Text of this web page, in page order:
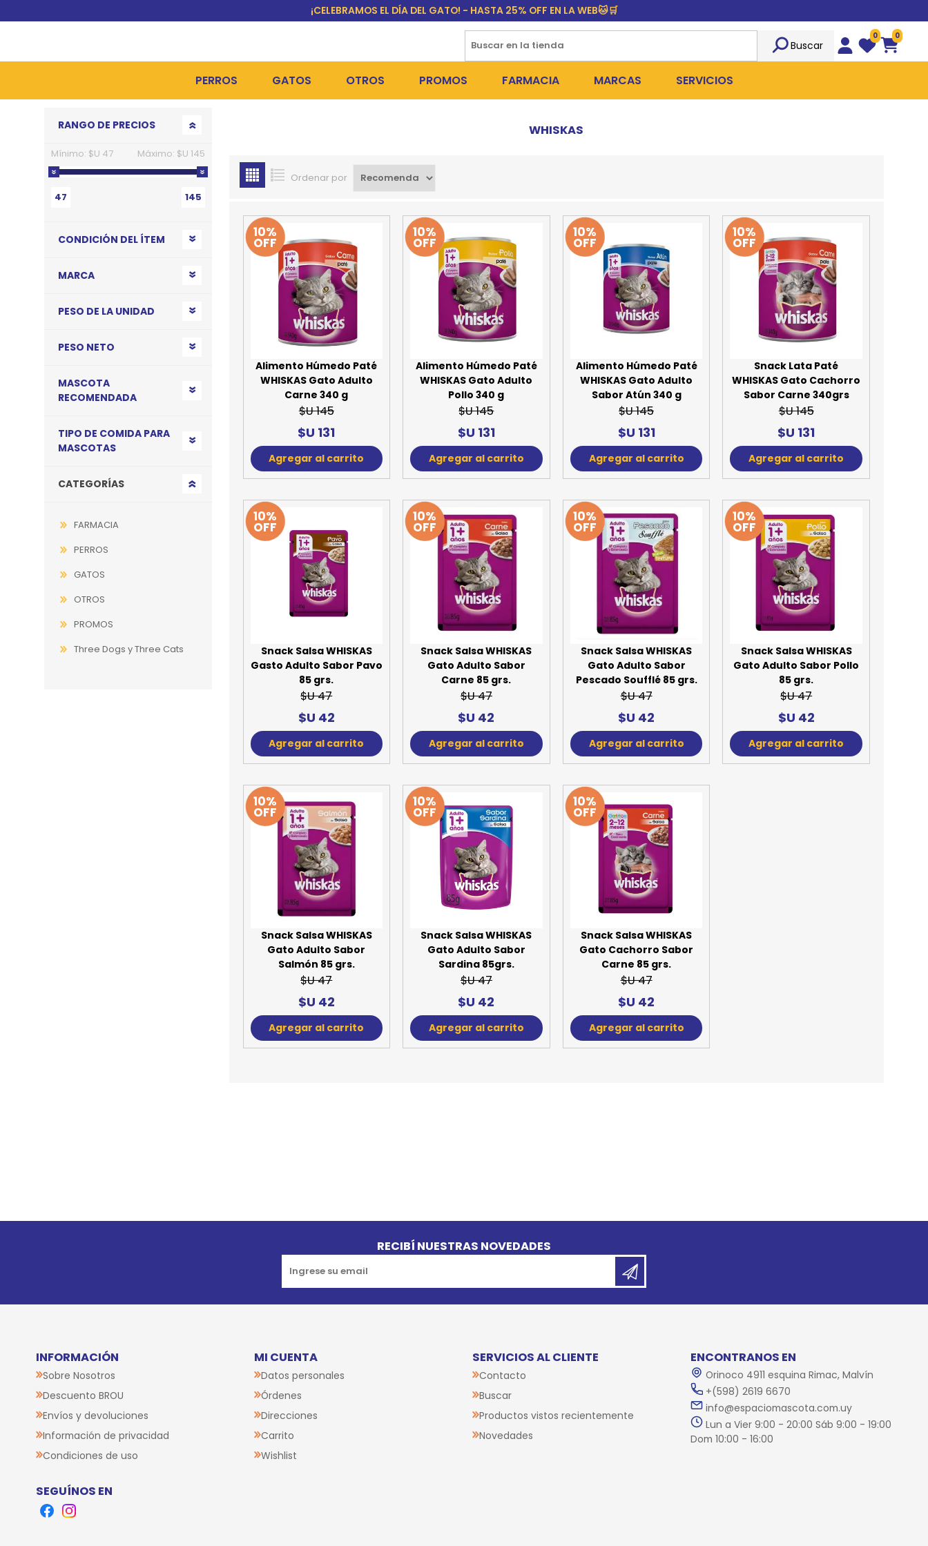
¡CELEBRAMOS EL DÍA DEL GATO! - HASTA 25% OFF EN LA WEB🐱🛒
Buscar
PERROS
HIGIENE, PELUQUERÍA Y COSMÉTICA
CAMAS Y CASETAS
BOLSOS Y TRANSPORTADORAS
BOLSAS PARA MATERIA
COLLARES, ARNESES Y CORREAS
COMEDEROS Y BEBEDEROS
GATOS
ARENAS SANITARIAS
HIGIENE Y BAÑOS
COMEDEROS Y BEBEDEROS
JUGUETES Y RASCADORES
COLLARES Y ACCESORIOS
TRANSPORTADORAS
CAMAS
OTROS PROMOS
OUTLET
FARMACIA
MEDICAMENTOS
MARCAS
GRANPLUS
NYD
ASTRO
MAX
THREE CATS
THREE DOGS
PEDIGREE
ROYAL CANIN
Ver todas
SERVICIOS
Exámenes Clínicos
Cirugías Coordinadas
Wishlist
0
Carrito
0
WHISKAS
Ordenar por
10%
OFF
Alimento Húmedo Paté
WHISKAS Gato Adulto
Carne 340 g
$U 145
$U 131
Agregar al carrito
10%
OFF
Alimento Húmedo Paté
WHISKAS Gato Adulto
Pollo 340 g
$U 145
$U 131
Agregar al carrito
10%
OFF
Alimento Húmedo Paté
WHISKAS Gato Adulto
Sabor Atún 340 g
$U 145
$U 131
Agregar al carrito
10%
OFF
Snack Lata Paté
WHISKAS Gato Cachorro
Sabor Carne 340grs
$U 145
$U 131
Agregar al carrito
10%
OFF
Snack Salsa WHISKAS
Gasto Adulto Sabor Pavo
85 grs.
$U 47
$U 42
Agregar al carrito
10%
OFF
Snack Salsa WHISKAS
Gato Adulto Sabor
Carne 85 grs.
$U 47
$U 42
Agregar al carrito
10%
OFF
Snack Salsa WHISKAS
Gato Adulto Sabor
Pescado Soufflé 85 grs.
$U 47
$U 42
Agregar al carrito
10%
OFF
Snack Salsa WHISKAS
Gato Adulto Sabor Pollo
85 grs.
$U 47
$U 42
Agregar al carrito
10%
OFF
Snack Salsa WHISKAS
Gato Adulto Sabor
Salmón 85 grs.
$U 47
$U 42
Agregar al carrito
10%
OFF
Snack Salsa WHISKAS
Gato Adulto Sabor
Sardina 85grs.
$U 47
$U 42
Agregar al carrito
10%
OFF
Snack Salsa WHISKAS
Gato Cachorro Sabor
Carne 85 grs.
$U 47
$U 42
Agregar al carrito
RANGO DE PRECIOS
Mínimo: $U 47 Máximo: $U 145
47 145
CONDICIÓN DEL ÍTEM
MARCA
PESO DE LA UNIDAD
PESO NETO
MASCOTA
RECOMENDADA
TIPO DE COMIDA PARA
MASCOTAS
CATEGORÍAS
FARMACIA
PERROS
GATOS
OTROS
PROMOS
Three Dogs y Three Cats
RECIBÍ NUESTRAS NOVEDADES
INFORMACIÓN
Sobre Nosotros
Descuento BROU
Envíos y devoluciones
Información de privacidad
Condiciones de uso
MI CUENTA
Datos personales
Órdenes
Direcciones
Carrito
Wishlist
SERVICIOS AL CLIENTE
Contacto
Buscar
Productos vistos recientemente
Novedades
ENCONTRANOS EN
Orinoco 4911 esquina Rimac, Malvín
+(598) 2619 6670
info@espaciomascota.com.uy
Lun a Vier 9:00 - 20:00 Sáb 9:00 - 19:00
Dom 10:00 - 16:00
SEGUÍNOS EN
FacebookInstagram